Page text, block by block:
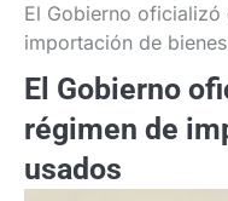
El Gobierno
importación de
El Gobierno
régimen de
usados